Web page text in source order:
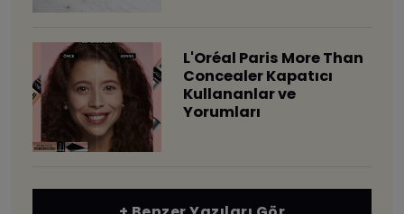
L'Oréal Paris More Than
Concealer Kapatıcı
Kullananlar ve
Yorumları